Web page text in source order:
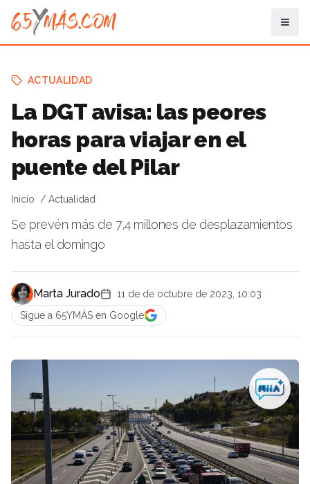
ACTUALIDAD
La DGT avisa: las peores
horas para viajar en el
puente del Pilar
Inicio Actualidad
Se prevén más de 7,4 millones de desplazamientos
hasta el domingo
Marta Jurado
11 de de octubre de 2023, 10:03
Sigue a 65YMÁS en Google